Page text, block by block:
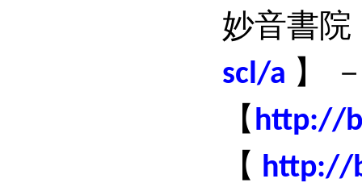
妙音書院
scl/a 】
【http://
【 http://